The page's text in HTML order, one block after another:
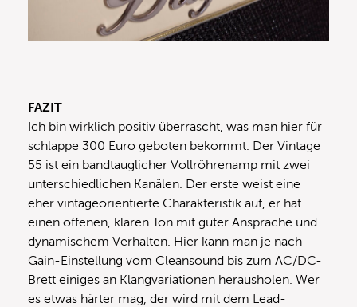
FAZIT
Ich bin wirklich positiv überrascht, was man hier für
schlappe 300 Euro geboten bekommt. Der Vintage
55 ist ein bandtauglicher Vollröhrenamp mit zwei
unterschiedlichen Kanälen. Der erste weist eine
eher vintageorientierte Charakteristik auf, er hat
einen offenen, klaren Ton mit guter Ansprache und
dynamischem Verhalten. Hier kann man je nach
Gain-Einstellung vom Cleansound bis zum AC/DC-
Brett einiges an Klangvariationen herausholen. Wer
es etwas härter mag, der wird mit dem Lead-